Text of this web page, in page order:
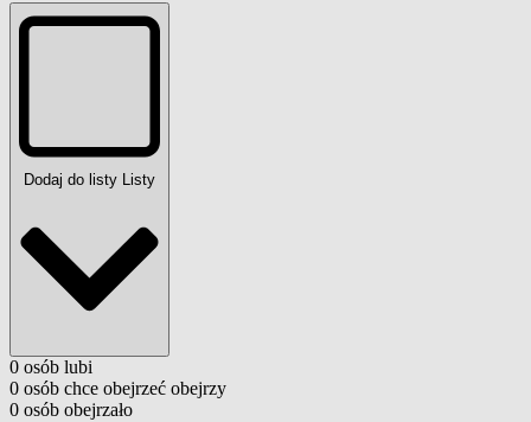
Dodaj do listy Listy
0 osób lubi
0 osób chce obejrzeć obejrzy
0 osób obejrzało